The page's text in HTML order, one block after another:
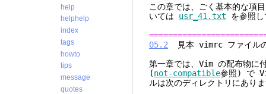
help
helphelp
index
tags
howto
tips
message
quotes
この章では、ごく基本的な
いては usr_41.txt を参照
05.2 見本 vimrc
第一章では、Vim の配布物に
(not-compatible参照) で
ルは次のディレクトリにあり